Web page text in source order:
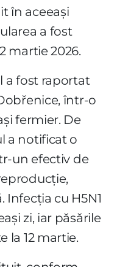
în aceeași
a fost
martie 2026.
a fost raportat
într-o
fermier. De
a notificat o
un efectiv de
Infecția cu H5N1
zi, iar păsările
la 12 martie.